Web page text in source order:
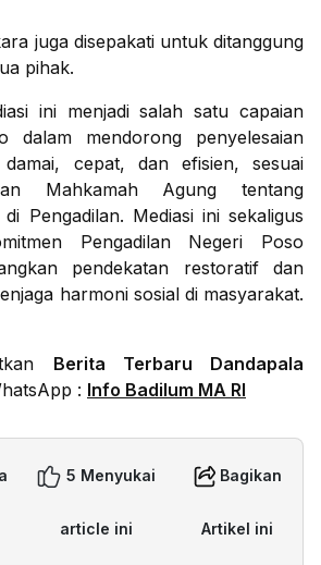
juga disepakati untuk ditanggung
pihak.
ini menjadi salah satu capaian
dalam mendorong penyelesaian
cepat, dan efisien, sesuai
Mahkamah Agung tentang
Pengadilan. Mediasi ini sekaligus
Pengadilan Negeri Poso
pendekatan restoratif dan
harmoni sosial di masyarakat.
Berita Terbaru Dandapala
: Info Badilum MA RI
5 Menyukai
article ini
Bagikan
Artikel ini